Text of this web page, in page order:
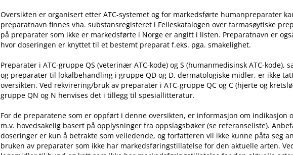
Oversikten er organisert etter ATC-systemet og for markedsførte humanpreparater
preparatnavn finnes vha. substansregisteret i Felleskatalogen over farmasøytiske
på preparater som ikke er markedsførte i Norge er angitt i listen. Preparatnavn er
hvor doseringen er knyttet til et bestemt preparat f.eks. pga. smakelighet.
Preparater i ATC-gruppe QS (veterinær ATC-kode) og S (humanmedisinsk ATC-kode),
og preparater til lokalbehandling i gruppe QD og D, dermatologiske midler, er ikke
oversikten. Ved rekvirering​/​bruk av preparater i ATC-gruppe QC og C (hjerte og
gruppe QN og N henvises det i tillegg til spesiallitteratur.
For de preparatene som er oppført i denne oversikten, er informasjon om indikasjon
m.v. hovedsakelig basert på opplysninger fra oppslagsbøker (se referanseliste).
doseringer er kun å betrakte som veiledende, og forfatteren vil ikke kunne påta seg
bruken av preparater som ikke har markedsføringstillatelse for den aktuelle arten.